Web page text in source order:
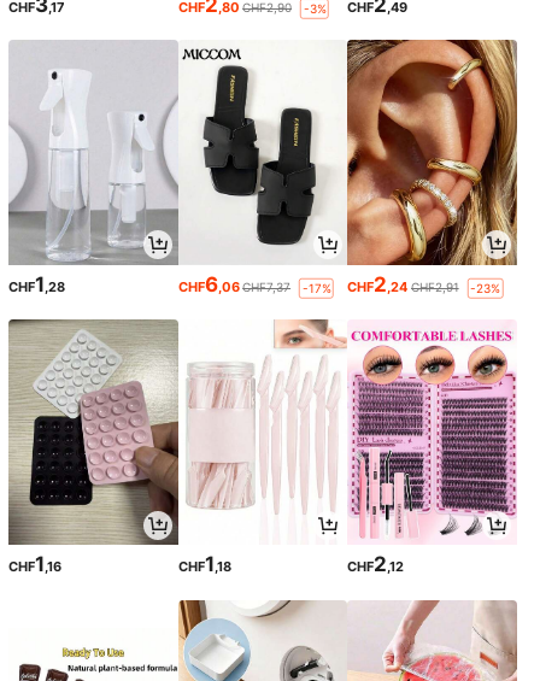
CHF ,17 CHF ,80 CHF2,90 -3% CHF ,49
CHF1,28 CHF6,06CHF7,37 -17% CHF2,24 CHF2,91 -23%
CHF1,16 CHF1,18 CHF2,12